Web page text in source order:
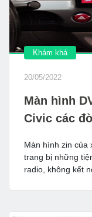
Khám khá
20/05/2022
Màn hình
Civic các
Màn hình zin của
trang bị những
radio, không kết